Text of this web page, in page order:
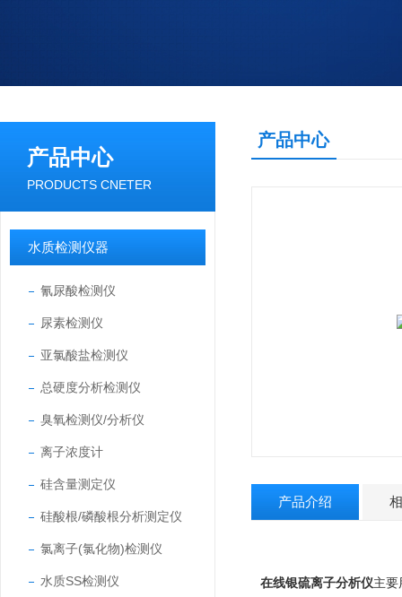
产品中心
PRODUCTS CNETER
水质检测仪器
氰尿酸检测仪
尿素检测仪
亚氯酸盐检测仪
总硬度分析检测仪
臭氧检测仪/分析仪
离子浓度计
硅含量测定仪
硅酸根/磷酸根分析测定仪
氯离子(氯化物)检测仪
水质SS检测仪
产品中心
产品介绍
在线银硫离子分析仪主要